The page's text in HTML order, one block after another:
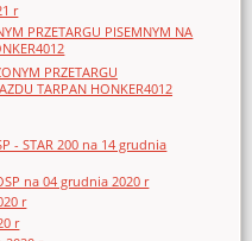
r
PRZETARGU PISEMNYM NA
PRZETARGU
TARPAN HONKER4012
- STAR 200 na 14 grudnia
na 04 grudnia 2020 r
r
r